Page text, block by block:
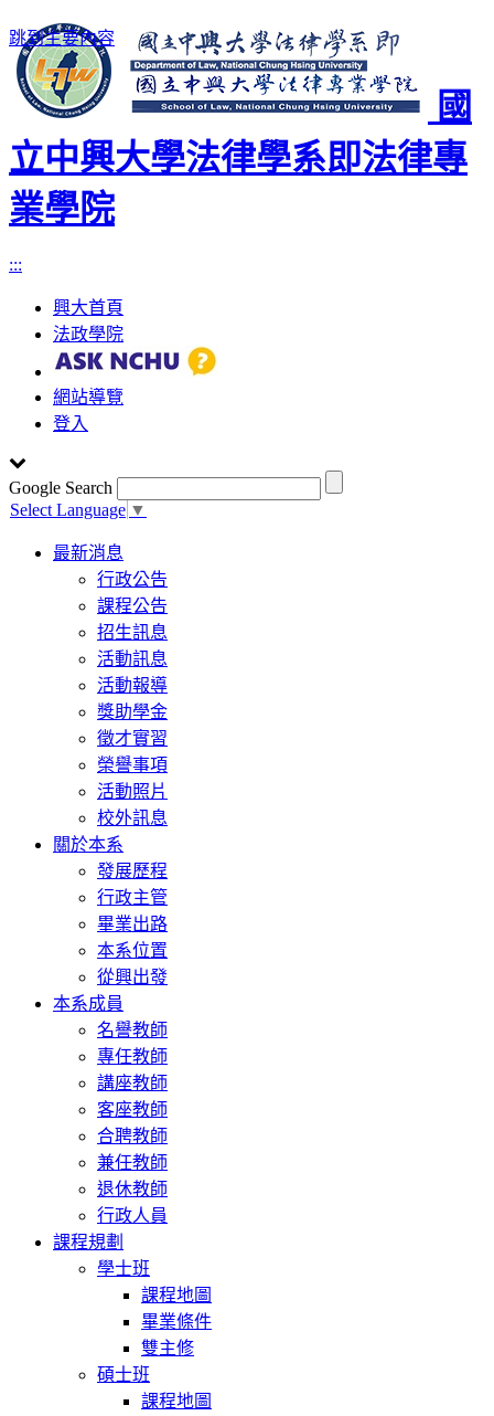
跳到主要內容
國
立中興大學法律學系即法律專
業學院
:::
興大首頁
法政學院
網站導覽
登入
Google Search
Select Language ▼
Toggle
navigation
最新消息
行政公告
課程公告
招生訊息
活動訊息
活動報導
獎助學金
徵才實習
榮譽事項
活動照片
校外訊息
關於本系
發展歷程
行政主管
畢業出路
本系位置
從興出發
本系成員
名譽教師
專任教師
講座教師
客座教師
合聘教師
兼任教師
退休教師
行政人員
課程規劃
學士班
課程地圖
畢業條件
雙主修
碩士班
課程地圖